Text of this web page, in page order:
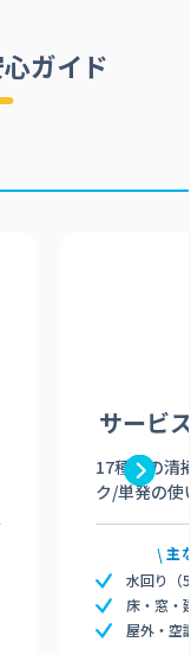
ガイド
サービ
17種類の清
ク/単発の使
主
水回り（
床・窓・
屋外・空